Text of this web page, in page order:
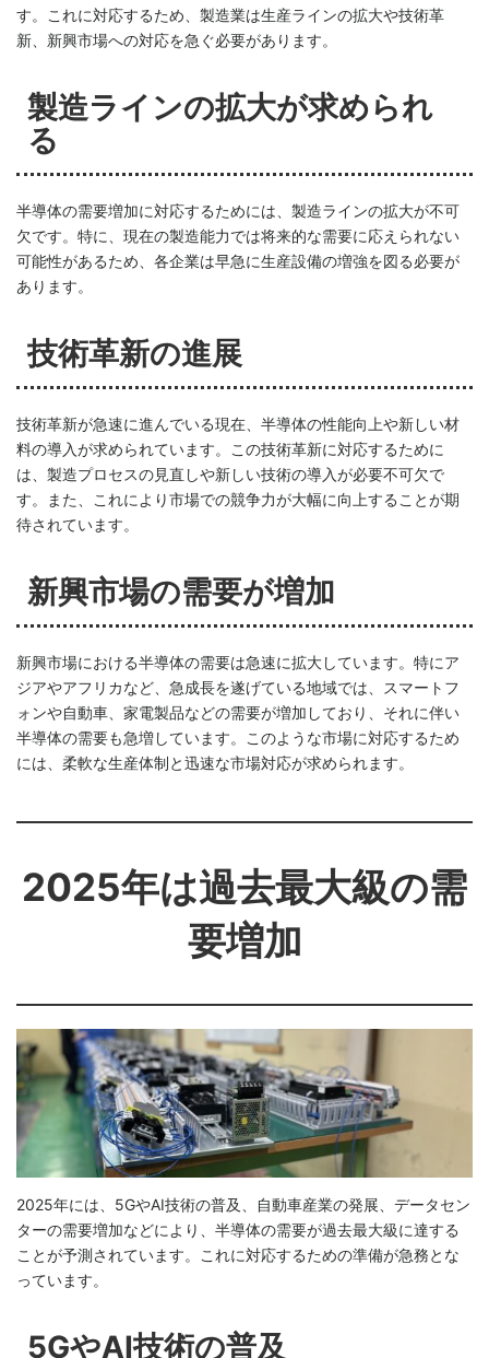
す。これに対応するため、製造業は生産ラインの拡大や技術革
新、新興市場への対応を急ぐ必要があります。
製造ラインの拡大が求められ
る
半導体の需要増加に対応するためには、製造ラインの拡大が不可
欠です。特に、現在の製造能力では将来的な需要に応えられない
可能性があるため、各企業は早急に生産設備の増強を図る必要が
あります。
技術革新の進展
技術革新が急速に進んでいる現在、半導体の性能向上や新しい材
料の導入が求められています。この技術革新に対応するために
は、製造プロセスの見直しや新しい技術の導入が必要不可欠で
す。また、これにより市場での競争力が大幅に向上することが期
待されています。
新興市場の需要が増加
新興市場における半導体の需要は急速に拡大しています。特にア
ジアやアフリカなど、急成長を遂げている地域では、スマートフ
ォンや自動車、家電製品などの需要が増加しており、それに伴い
半導体の需要も急増しています。このような市場に対応するため
には、柔軟な生産体制と迅速な市場対応が求められます。
2025年は過去最大級の需
要増加
2025年には、5GやAI技術の普及、自動車産業の発展、データセン
ターの需要増加などにより、半導体の需要が過去最大級に達する
ことが予測されています。これに対応するための準備が急務とな
っています。
5GやAI技術の普及